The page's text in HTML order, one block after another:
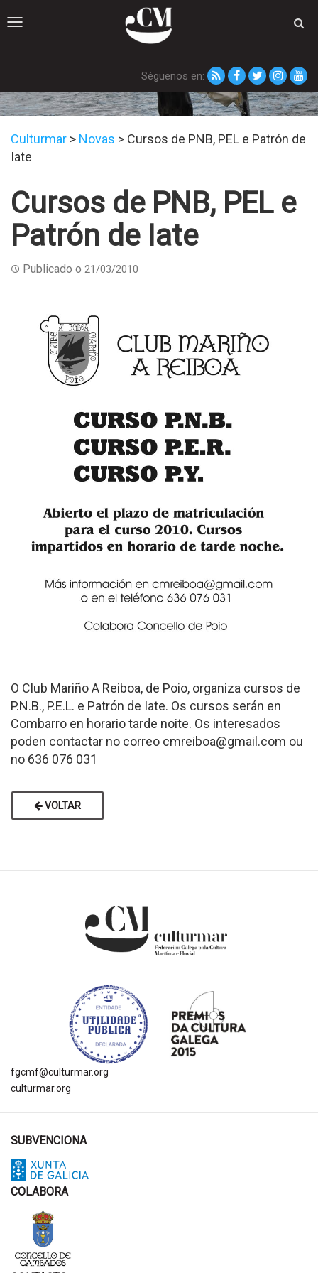
Toggle
Séguenos en:
Novas
Culturmar > Novas > Cursos de PNB, PEL e Patrón de
Iate
Cursos de PNB, PEL e
Patrón de Iate
Publicado o 21/03/2010
O Club Mariño A Reiboa, de Poio, organiza cursos de
P.N.B., P.E.L. e Patrón de Iate. Os cursos serán en
Combarro en horario tarde noite. Os interesados
poden contactar no correo cmreiboa@gmail.com ou
no 636 076 031
VOLTAR
fgcmf@culturmar.org
culturmar.org
SUBVENCIONA
COLABORA